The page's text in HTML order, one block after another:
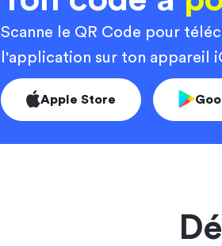
Scanne le QR Code pour
l'application sur ton appareil
Apple Store